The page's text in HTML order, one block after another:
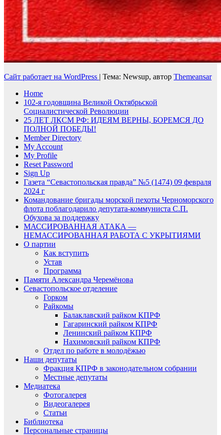
Сайт работает на WordPress | Тема: Newsup, автор Themeansar
Home
102-я годовщина Великой Октябрьской
Социалистической Революции
25 ЛЕТ ЛКСМ РФ: ИДЕЯМ ВЕРНЫ, БОРЕМСЯ ДО
ПОЛНОЙ ПОБЕДЫ!
Member Directory
My Account
My Profile
Reset Password
Sign Up
Газета “Севастопольская правда” №5 (1474) 09 февраля
2024 г
Командование бригады морской пехоты Черноморского
флота поблагодарило депутата-коммуниста С.П.
Обухова за поддержку
МАССИРОВАННАЯ АТАКА —
НЕМАССИРОВАННАЯ РАБОТА С УКРЫТИЯМИ
О партии
Как вступить
Устав
Программа
Памяти Александра Черемёнова
Севастопольское отделение
Горком
Райкомы
Балаклавский райком КПРФ
Гагаринский райком КПРФ
Ленинский райком КПРФ
Нахимовский райком КПРФ
Отдел по работе в молодёжью
Наши депутаты
Фракция КПРФ в законодательном собрании
Местные депутаты
Медиатека
Фотогалерея
Видеогалерея
Статьи
Библиотека
Персональные страницы